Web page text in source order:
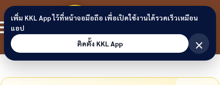
Skip to content
ขอนแก่น
ลิงก์
เพิ่ม KKL App ไว้ที่หน้าจอมือถือ เพื่อเปิดใช้งานได้รวดเร็วเหมือน
แอป
ติดตั้ง KKL App
×